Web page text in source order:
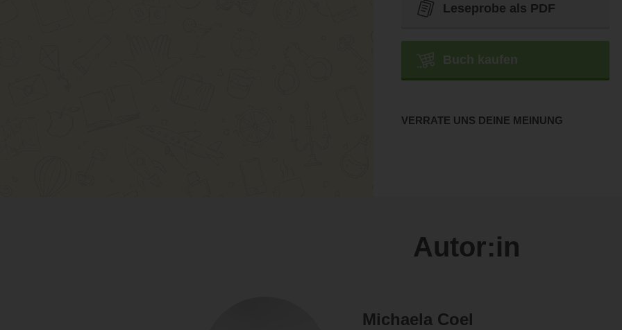
Leseprobe als PDF
Buch kaufen
VERRATE UNS DEINE MEINUNG
Autor:in
Michaela Coel